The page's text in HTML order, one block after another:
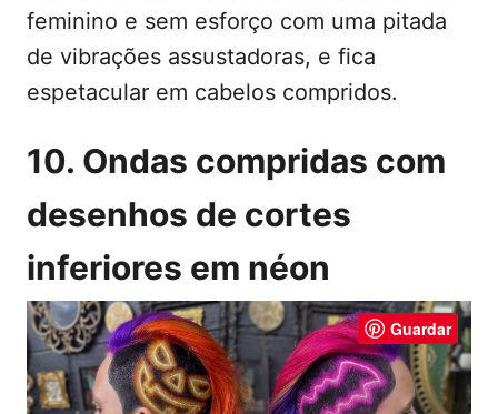
feminino e sem esforço com uma pitada
de vibrações assustadoras, e fica
espetacular em cabelos compridos.
10. Ondas compridas com
desenhos de cortes
inferiores em néon
Guardar